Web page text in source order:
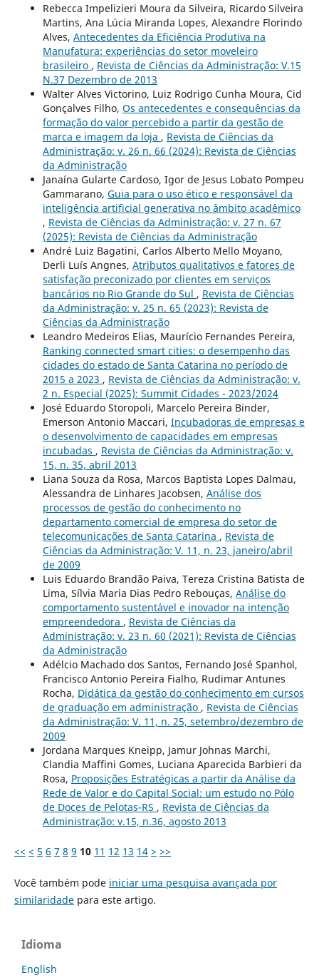
Rebecca Impelizieri Moura da Silveira, Ricardo Silveira
Martins, Ana Lúcia Miranda Lopes, Alexandre Florindo
Alves, Antecedentes da Eficiência Produtiva na
Manufatura: experiências do setor moveleiro
brasileiro , Revista de Ciências da Administração: V.15
N.37 Dezembro de 2013
Walter Alves Victorino, Luiz Rodrigo Cunha Moura, Cid
Gonçalves Filho, Os antecedentes e consequências da
formação do valor percebido a partir da gestão de
marca e imagem da loja , Revista de Ciências da
Administração: v. 26 n. 66 (2024): Revista de Ciências
da Administração
Janaína Gularte Cardoso, Igor de Jesus Lobato Pompeu
Gammarano, Guia para o uso ético e responsável da
inteligência artificial generativa no âmbito acadêmico
, Revista de Ciências da Administração: v. 27 n. 67
(2025): Revista de Ciências da Administração
André Luiz Bagatini, Carlos Alberto Mello Moyano,
Derli Luís Angnes, Atributos qualitativos e fatores de
satisfação preconizado por clientes em serviços
bancários no Rio Grande do Sul , Revista de Ciências
da Administração: v. 25 n. 65 (2023): Revista de
Ciências da Administração
Leandro Medeiros Elias, Maurício Fernandes Pereira,
Ranking connected smart cities: o desempenho das
cidades do estado de Santa Catarina no período de
2015 a 2023 , Revista de Ciências da Administração: v.
2 n. Especial (2025): Summit Cidades - 2023/2024
José Eduardo Storopoli, Marcelo Pereira Binder,
Emerson Antonio Maccari, Incubadoras de empresas e
o desenvolvimento de capacidades em empresas
incubadas , Revista de Ciências da Administração: v.
15, n. 35, abril 2013
Liana Souza da Rosa, Marcos Baptista Lopes Dalmau,
Alessandra de Linhares Jacobsen, Análise dos
processos de gestão do conhecimento no
departamento comercial de empresa do setor de
telecomunicações de Santa Catarina , Revista de
Ciências da Administração: V. 11, n. 23, janeiro/abril
de 2009
Luis Eduardo Brandão Paiva, Tereza Cristina Batista de
Lima, Sílvia Maria Dias Pedro Rebouças, Análise do
comportamento sustentável e inovador na intenção
empreendedora , Revista de Ciências da
Administração: v. 23 n. 60 (2021): Revista de Ciências
da Administração
Adélcio Machado dos Santos, Fernando José Spanhol,
Francisco Antonio Pereira Fialho, Rudimar Antunes
Rocha, Didática da gestão do conhecimento em cursos
de graduação em administração , Revista de Ciências
da Administração: V. 11, n. 25, setembro/dezembro de
2009
Jordana Marques Kneipp, Jamur Johnas Marchi,
Clandia Maffini Gomes, Luciana Aparecida Barbieri da
Rosa, Proposições Estratégicas a partir da Análise da
Rede de Valor e do Capital Social: um estudo no Pólo
de Doces de Pelotas-RS , Revista de Ciências da
Administração: v.15, n.36, agosto 2013
<< < 5 6 7 8 9 10 11 12 13 14 > >>
Você também pode iniciar uma pesquisa avançada por
similaridadepara este artigo.
Idioma
English